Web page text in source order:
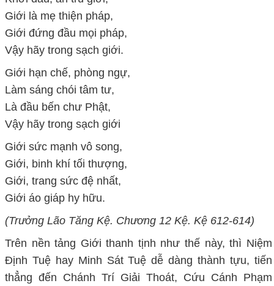
Giới là mẹ thiện pháp,
Giới đứng đầu mọi pháp,
Vậy hãy trong sạch giới.
Giới hạn chế, phòng ngự,
Làm sáng chói tâm tư,
Là đầu bến chư Phật,
Vậy hãy trong sạch giới
Giới sức mạnh vô song,
Giới, binh khí tối thượng,
Giới, trang sức đệ nhất,
Giới áo giáp hy hữu.
(Trưởng Lão Tăng Kệ. Chương 12 Kệ. Kệ 612-614)
Trên nền tảng Giới thanh tịnh như thế này, thì Niệm
Định Tuệ hay Minh Sát Tuệ dễ dàng thành tựu, tiến
thẳng đến Chánh Trí Giải Thoát, Cứu Cánh Phạm